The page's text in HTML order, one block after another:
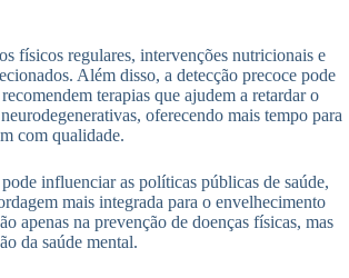
físicos regulares, intervenções nutricionais e
Além disso, a detecção precoce pode
terapias que ajudem a retardar o
oferecendo mais tempo para
com qualidade.
influenciar as políticas públicas de saúde,
mais integrada para o envelhecimento
apenas na prevenção de doenças físicas, mas
da saúde mental.